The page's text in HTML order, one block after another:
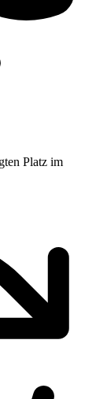
Platz im